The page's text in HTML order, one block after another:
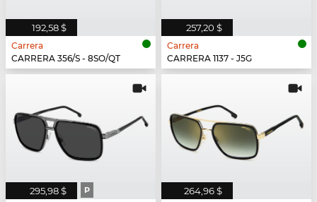
192,58 $
Carrera
CARRERA 356/S - 8SO/QT
257,20 $
Carrera
CARRERA 1137 - J5G
295,98 $ P 264,96 $